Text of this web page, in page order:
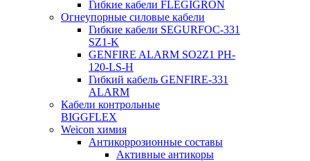
Гибкие кабели FLEGIGRON
Огнеупорные силовые кабели
Гибкие кабели SEGURFOC-331
SZ1-K
GENFIRE ALARM SO2Z1 PH-
120-LS-H
Гибкий кабель GENFIRE-331
ALARM
Кабели контрольные
BIGGFLEX
Weicon химия
Антикоррозионные составы
Активные антикоры